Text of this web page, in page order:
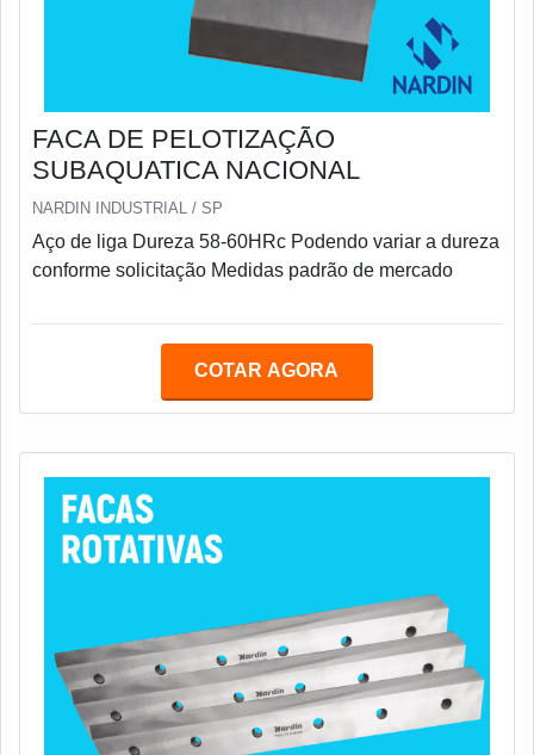
FACA DE PELOTIZAÇÃO
SUBAQUATICA NACIONAL
NARDIN INDUSTRIAL / SP
Aço de liga Dureza 58-60HRc Podendo variar a dureza
conforme solicitação Medidas padrão de mercado
COTAR AGORA